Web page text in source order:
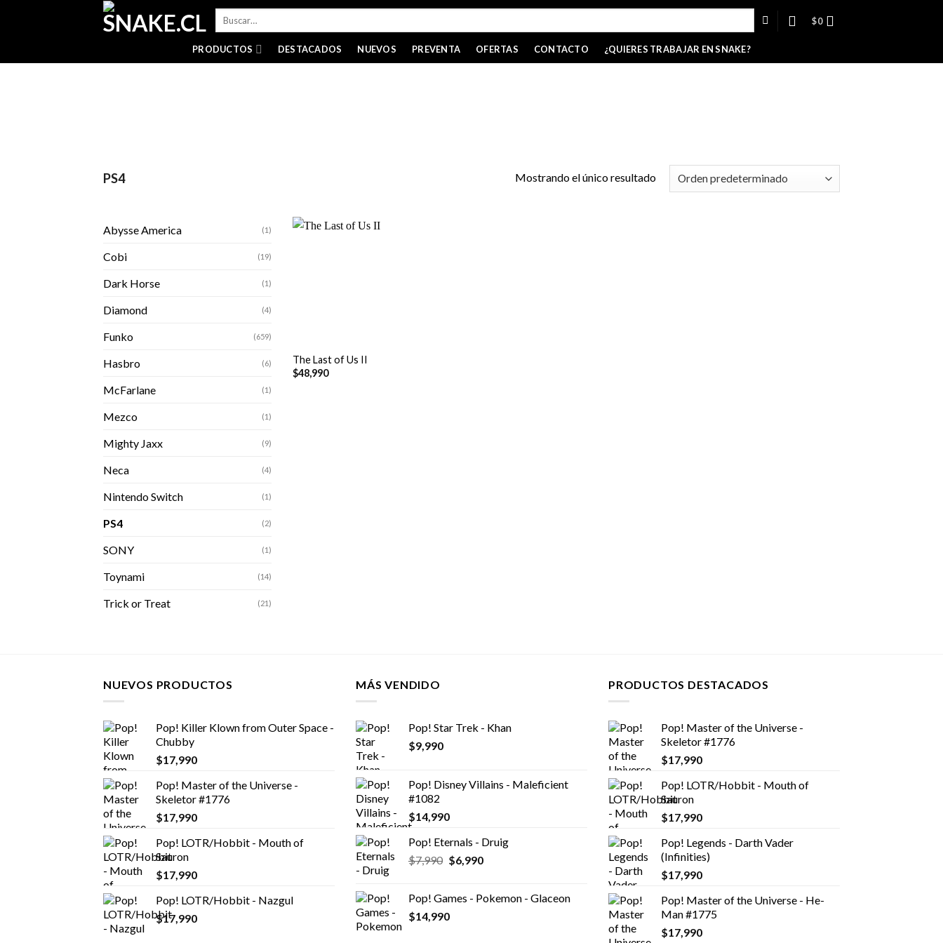
Buscar
$0
PRODUCTOS DESTACADOS NUEVOS PREVENTA OFERTAS CONTACTO ¿QUIERES TRABAJAR EN SNAKE?
PS4 Mostrando el único resultado
Abysse America (1)
Cobi (19)
Dark Horse (1)
Diamond (4)
Funko (659)
Hasbro (6)
McFarlane (1)
Mezco (1)
Mighty Jaxx (9)
Neca (4)
Nintendo Switch (1)
PS4 (2)
SONY (1)
Toynami (14)
Trick or Treat (21)
The Last of Us II
$48,990
NUEVOS PRODUCTOS
Pop! Killer Klown from Outer Space -
Chubby
$17,990
Pop! Master of the Universe -
Skeletor #1776
$17,990
Pop! LOTR/Hobbit - Mouth of
Sauron
$17,990
Pop! LOTR/Hobbit - Nazgul
$17,990
MÁS VENDIDO
Pop! Star Trek - Khan
$9,990
Pop! Disney Villains - Maleficient
#1082
$14,990
Pop! Eternals - Druig
$7,990 El
era:
$7,990.
$6,990El
es:
Pop! Games - Pokemon - Glaceon
$14,990
PRODUCTOS DESTACADOS
Pop! Master of the Universe -
Skeletor #1776
$17,990
Pop! LOTR/Hobbit - Mouth of
Sauron
$17,990
Pop! Legends - Darth Vader
(Infinities)
$17,990
Pop! Master of the Universe - He-
Man #1775
$17,990